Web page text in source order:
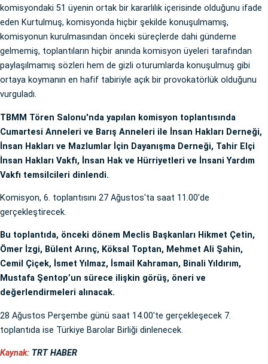
komisyondaki 51 üyenin ortak bir kararlılık içerisinde olduğunu ifade
eden Kurtulmuş, komisyonda hiçbir şekilde konuşulmamış,
komisyonun kurulmasından önceki süreçlerde dahi gündeme
gelmemiş, toplantıların hiçbir anında komisyon üyeleri tarafından
paylaşılmamış sözleri hem de gizli oturumlarda konuşulmuş gibi
ortaya koymanın en hafif tabiriyle açık bir provokatörlük olduğunu
vurguladı.
TBMM Tören Salonu'nda yapılan komisyon toplantısında
Cumartesi Anneleri ve Barış Anneleri ile İnsan Hakları Derneği,
İnsan Hakları ve Mazlumlar İçin Dayanışma Derneği, Tahir Elçi
İnsan Hakları Vakfı, İnsan Hak ve Hürriyetleri ve İnsani Yardım
Vakfı temsilcileri dinlendi.
Komisyon, 6. toplantısını 27 Ağustos'ta saat 11.00'de
gerçekleştirecek.
Bu toplantıda, önceki dönem Meclis Başkanları Hikmet Çetin,
Ömer İzgi, Bülent Arınç, Köksal Toptan, Mehmet Ali Şahin,
Cemil Çiçek, İsmet Yılmaz, İsmail Kahraman, Binali Yıldırım,
Mustafa Şentop’un sürece ilişkin görüş, öneri ve
değerlendirmeleri alınacak.
28 Ağustos Perşembe günü saat 14.00'te gerçekleşecek 7.
toplantıda ise Türkiye Barolar Birliği dinlenecek.
Kaynak: TRT HABER